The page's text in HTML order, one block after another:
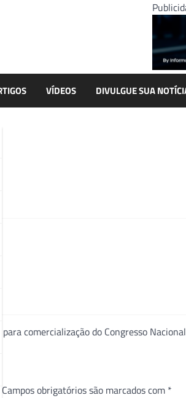
VÍDEOS DIVULGUE SUA
comercialização do Congresso
Campos obrigatórios são marcados com *